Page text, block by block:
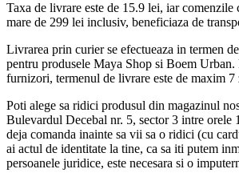
Taxa de livrare este de 15.9 lei, iar comenzile
mare de 299 lei inclusiv, beneficiaza de
Livrarea prin curier se efectueaza in termen
pentru produsele Maya Shop si Boem Urban.
furnizori, termenul de livrare este de maxim 7
Poti alege sa ridici produsul din magazinul
Bulevardul Decebal nr. 5, sector 3 intre orele
deja comanda inainte sa vii sa o ridici (cu
ai actul de identitate la tine, ca sa iti putem
persoanele juridice, este necesara si o